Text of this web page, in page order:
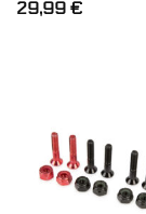
29,99 €